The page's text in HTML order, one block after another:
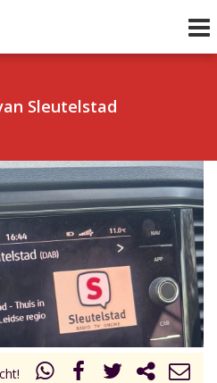
Sleutelstad
1 van 0 Volgend uur